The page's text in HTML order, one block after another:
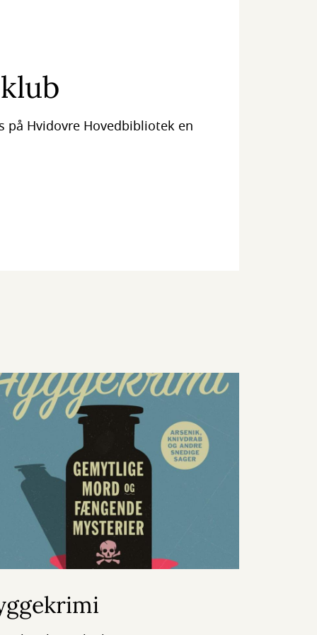
Hvidovre Hovedbibliotek en